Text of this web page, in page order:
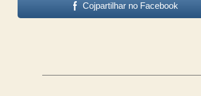
Cojpartilhar no Facebook